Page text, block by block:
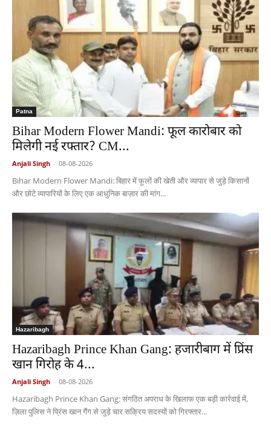
Patna
Bihar Modern Flower Mandi: फूल कारोबार को
मिलेगी नई रफ्तार? CM...
Anjali Singh - 08-08-2026
Bihar Modern Flower Mandi: बिहार में फूलों की खेती और व्यापार से जुड़े किसानों
और छोटे व्यापारियों के लिए एक आधुनिक बाज़ार की मांग...
Hazaribagh
Hazaribagh Prince Khan Gang: हजारीबाग में प्रिंस
खान गिरोह के 4...
Anjali Singh - 08-08-2026
Hazaribagh Prince Khan Gang: संगठित अपराध के खिलाफ एक बड़ी कार्रवाई में,
ज़िला पुलिस ने प्रिंस खान गैंग से जुड़े चार सक्रिय सदस्यों को गिरफ्तार...